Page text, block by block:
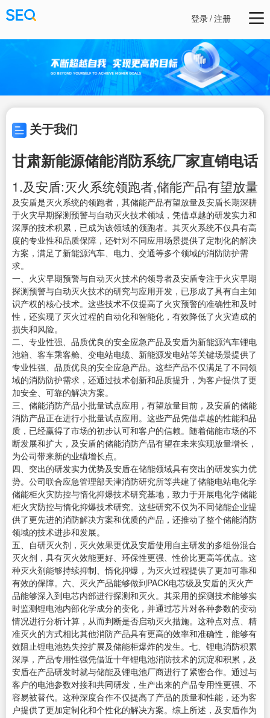
登录/注册
关于我们
甘肃新能源储能消防系统厂家直销电话
1.及安盾:灭火系统领跑者,储能产品有望放量
及安盾是灭火系统的领跑者，其储能产品有望放量及安盾长期深耕
于火灾早期探测预警与自动灭火技术领域，凭借卓越的研发实力和
深厚的技术积累，已成为该领域的领跑者。其灭火系统不仅具有高
度的专业性和品质保障，还针对不同应用场景提供了定制化的解决
方案，满足了新能源汽车、电力、交通等多个领域的消防防护需
求。
一、火灾早期预警与自动灭火技术的领导者及安盾专注于火灾早期
探测预警与自动灭火技术的研究与应用开发，已形成了具有自主知
识产权的核心技术。这些技术不仅提高了火灾预警的准确性和及时
性，还实现了灭火过程的自动化和智能化，有效降低了火灾造成的
损失和风险。
二、专业性强、品质优良的安全应急产品及安盾为新能源汽车锂电
池箱、客车乘客舱、变电站电缆、新能源发电站等关键场景提供了
专业性强、品质优良的安全应急产品。这些产品不仅满足了不同领
域的消防防护需求，还通过技术创新和品质提升，为客户提供了更
加安全、可靠的解决方案。
三、储能消防产品小批量试点应用，有望放量目前，及安盾的储能
消防产品正在进行小批量试点应用。这些产品凭借卓越的性能和品
质，已经赢得了市场的初步认可和客户的信赖。随着储能市场的不
断发展和扩大，及安盾的储能消防产品有望在未来实现放量增长，
为公司带来新的业绩增长点。
四、突出的研发实力优势及安盾在储能领域具有突出的研发实力优
势。公司联合应急管理部天津消防研究所等共建了储能电站电化学
储能柜火灾防控与惰化抑爆技术研究基地，致力于开展电化学储能
柜火灾防控与惰化抑爆技术研究。这些研究不仅为不同储能企业提
供了更先进的消防解决方案和优质的产品，还推动了整个储能消防
领域的技术进步和发展。
五、自研灭火剂，灭火效果更优及安盾使用自主研发的多组份混合
灭火剂，具有灭火效能更好、环保性更强、性价比更高等优点。这
种灭火剂能够持续抑制、惰化抑爆，为灭火过程提供了更加可靠和
有效的保障。六、灭火产品能够做到PACK电芯级及安盾的灭火产
品能够深入到电芯内部进行探测和灭火。其采用的探测技术能够实
时监测锂电池内部化学成分的变化，并通过芯片对各种参数的变动
情况进行分析计算，从而判断是否启动灭火措施。这种点对点、精
准灭火的方式相比其他消防产品具有更高的效率和准确性，能够有
效阻止锂电池热失控扩展及储能柜爆炸的发生。七、锂电消防积累
深厚，产品专用性强凭借近十年锂电池消防技术的沉淀和积累，及
安盾在产品研发时就与储能及锂电池厂商进行了紧密合作。通过与
客户的电池参数对接和共同研发，生产出来的产品专用性更强、不
容易被替代。这种深度合作不仅提高了产品的质量和性能，还为客
户提供了更加定制化和个性化的解决方案。综上所述，及安盾作为